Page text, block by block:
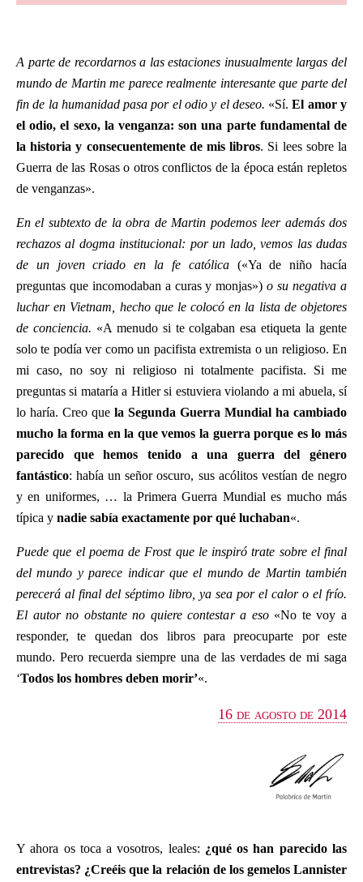
A parte de recordarnos a las estaciones inusualmente largas del
mundo de Martin me parece realmente interesante que parte del
fin de la humanidad pasa por el odio y el deseo. «Sí.El amor y
el odio, el sexo, la venganza: son una parte fundamental de
la historia y consecuentemente de mis libros. Si lees sobre la
Guerra de las Rosas o otros conflictos de la época están repletos
de venganzas».
En el subtexto de la obra de Martin podemos leer además dos
rechazos al dogma institucional: por un lado, vemos las dudas
de un joven criado en la fe católica(«Ya de niño hacía
preguntas que incomodaban a curas y monjas»)o su negativa a
luchar en Vietnam, hecho que le colocó en la lista de objetores
de conciencia. «A menudo si te colgaban esa etiqueta la gente
solo te podía ver como un pacifista extremista o un religioso. En
mi caso, no soy ni religioso ni totalmente pacifista. Si me
preguntas si mataría a Hitler si estuviera violando a mi abuela, sí
lo haría. Creo que la Segunda Guerra Mundial ha cambiado
mucho la forma en la que vemos la guerra porque es lo más
parecido que hemos tenido a una guerra del género
fantástico: había un señor oscuro, sus acólitos vestían de negro
y en uniformes, … la Primera Guerra Mundial es mucho más
típica y nadie sabía exactamente por qué luchaban«.
Puede que el poema de Frost que le inspiró trate sobre el final
del mundo y parece indicar que el mundo de Martin también
perecerá al final del séptimo libro, ya sea por el calor o el frío.
El autor no obstante no quiere contestar a eso«No te voy a
responder, te quedan dos libros para preocuparte por este
mundo. Pero recuerda siempre una de las verdades de mi saga
‘Todos los hombres deben morir’«.
16 de agosto de 2014
Y ahora os toca a vosotros, leales: ¿qué os han parecido las
entrevistas? ¿Creéis que la relación de los gemelos Lannister